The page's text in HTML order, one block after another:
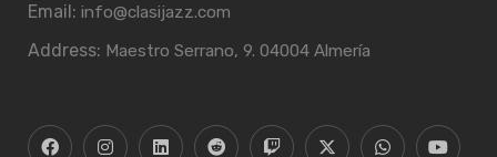
Email: info@clasijazz.com
Address: Maestro Serrano, 9. 04004 Almería